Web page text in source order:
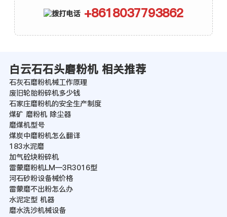
+8618037793862
白云石石头磨粉机 相关推荐
石灰石磨粉机械工作原理
废旧轮胎粉碎机多少钱
石家庄磨粉机的安全生产制度
煤矿 磨粉机 除尘器
磨煤机型号
煤炭中磨粉机怎么翻译
183水泥磨
加气砼块粉碎机
雷蒙磨粉机LM—3R3016型
河石砂粉设备械价格
雷蒙磨不出粉怎么办
水泥定型 机器
磨水洗沙机械设备